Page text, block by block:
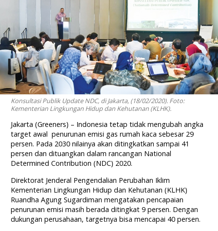
Konsultasi Publik Update NDC, di Jakarta, (18/02/2020). Foto:
Kementerian Lingkungan Hidup dan Kehutanan (KLHK).
Jakarta (Greeners) – Indonesia tetap tidak mengubah angka
target awal penurunan emisi gas rumah kaca sebesar 29
persen. Pada 2030 nilainya akan ditingkatkan sampai 41
persen dan dituangkan dalam rancangan National
Determined Contribution (NDC) 2020.
Direktorat Jenderal Pengendalian Perubahan Iklim
Kementerian Lingkungan Hidup dan Kehutanan (KLHK)
Ruandha Agung Sugardiman mengatakan pencapaian
penurunan emisi masih berada ditingkat 9 persen. Dengan
dukungan perusahaan, targetnya bisa mencapai 40 persen.